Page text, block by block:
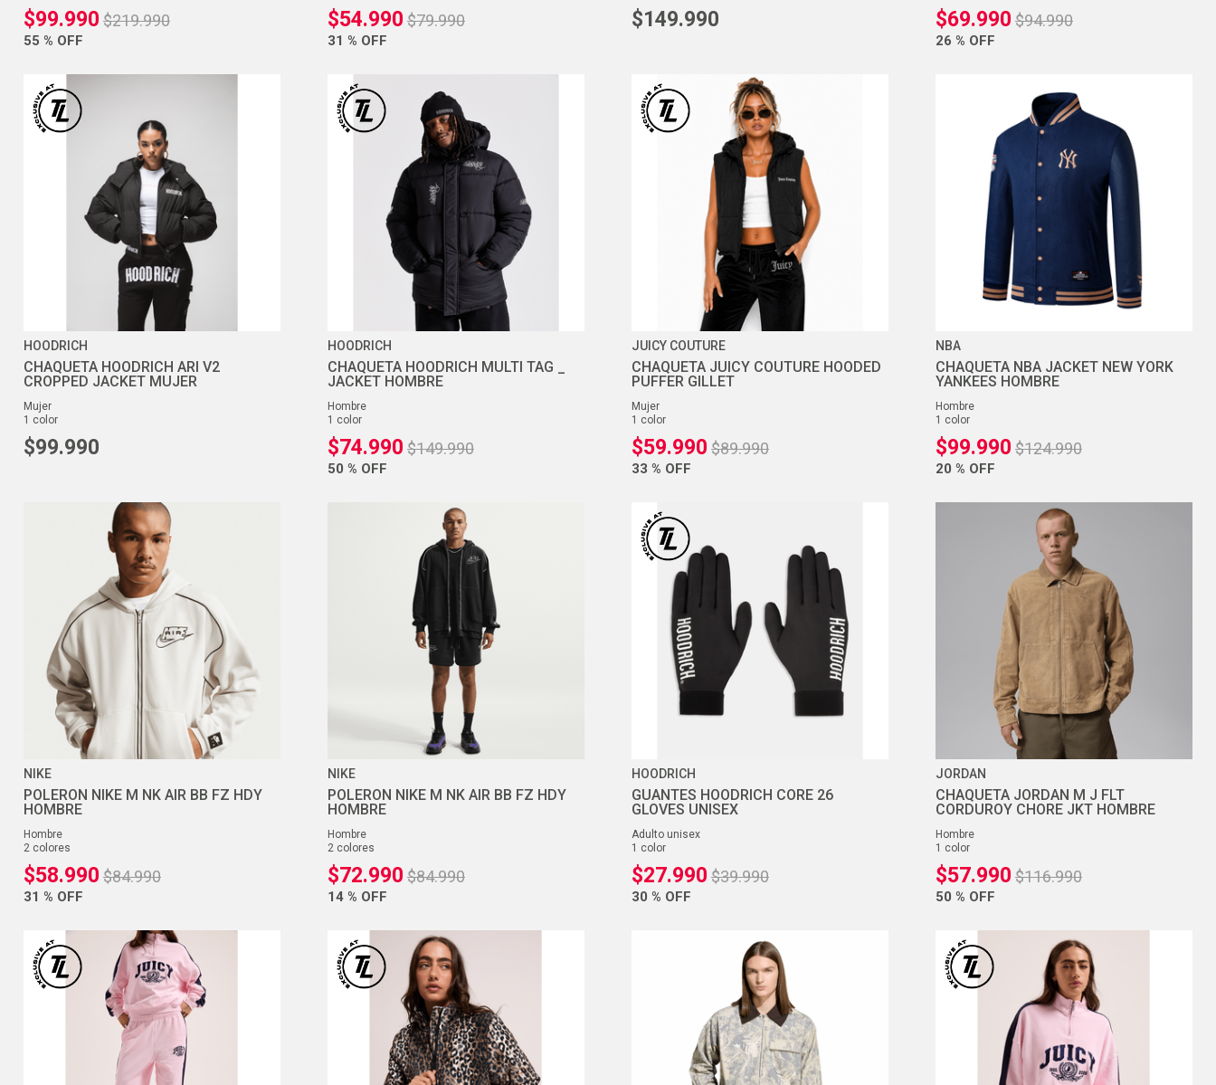
$99.990 $219.990
55 % OFF
$54.990 $79.990
31 % OFF
$149.990 $69.990 $94.990
26 % OFF
HOODRICH
CHAQUETA HOODRICH ARI V2
CROPPED JACKET MUJER
mujer
1 color
$99.990
HOODRICH
CHAQUETA HOODRICH MULTI TAG _
JACKET HOMBRE
hombre
1 color
$74.990 $149.990
50 % OFF
JUICY COUTURE
CHAQUETA JUICY COUTURE HOODED
PUFFER GILLET
mujer
1 color
$59.990 $89.990
33 % OFF
NBA
CHAQUETA NBA JACKET NEW YORK
YANKEES HOMBRE
hombre
1 color
$99.990 $124.990
20 % OFF
NIKE
POLERON NIKE M NK AIR BB FZ HDY
HOMBRE
hombre
2 colores
$58.990 $84.990
31 % OFF
NIKE
POLERON NIKE M NK AIR BB FZ HDY
HOMBRE
hombre
2 colores
$72.990 $84.990
14 % OFF
HOODRICH
GUANTES HOODRICH CORE 26
GLOVES UNISEX
adulto unisex
1 color
$27.990 $39.990
30 % OFF
JORDAN
CHAQUETA JORDAN M J FLT
CORDUROY CHORE JKT HOMBRE
hombre
1 color
$57.990 $116.990
50 % OFF